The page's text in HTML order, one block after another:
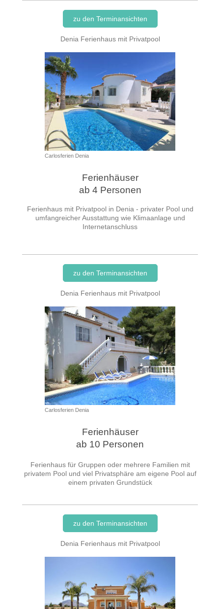
zu den Terminansichten
Denia Ferienhaus mit Privatpool
Carlosferien Denia
Ferienhäuser
ab 4 Personen
Ferienhaus mit Privatpool in Denia - privater Pool und
umfangreicher Ausstattung wie Klimaanlage und
Internetanschluss
zu den Terminansichten
Denia Ferienhaus mit Privatpool
Carlosferien Denia
Ferienhäuser
ab 10 Personen
Ferienhaus für Gruppen oder mehrere Familien mit
privatem Pool und viel Privatsphäre am eigene Pool auf
einem privaten Grundstück
zu den Terminansichten
Denia Ferienhaus mit Privatpool